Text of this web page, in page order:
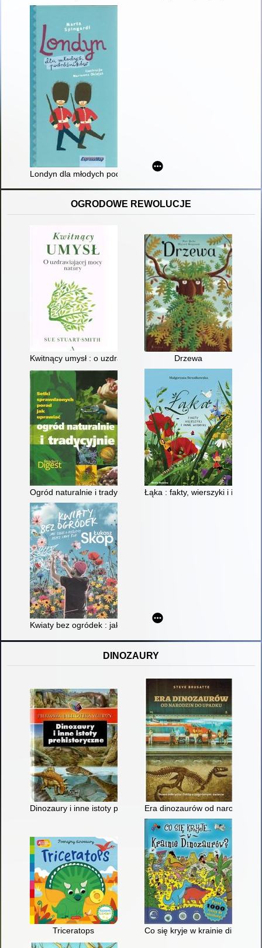
Londyn dla młodych podróżników
OGRODOWE REWOLUCJE
Kwitnący umysł : o uzdrawiającej mocy natury
Drzewa
Ogród naturalnie i tradycyjnie Łąka : fakty, wierszyki i inne
Kwiaty bez ogródek : jak dbać o rośliny cały rok
DINOZAURY
Dinozaury i inne istoty prehistoryczneEra dinozaurów od narodzin
Triceratops Co się kryje w krainie